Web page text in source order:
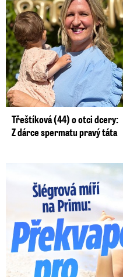
Třeštíková (44) o otci dcery:
Z dárce spermatu pravý táta
Lucie Šlégrová míří na